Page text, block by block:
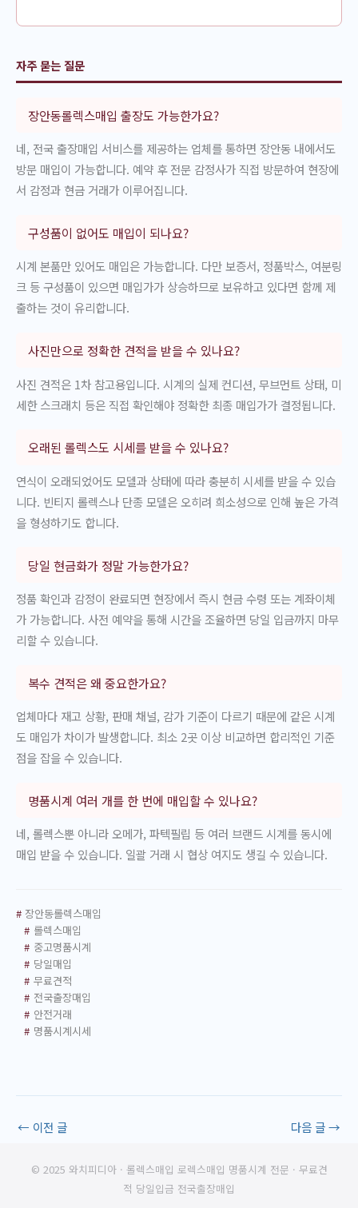
자주 묻는 질문
장안동롤렉스매입 출장도 가능한가요?
네, 전국 출장매입 서비스를 제공하는 업체를 통하면 장안동 내에서도
방문 매입이 가능합니다. 예약 후 전문 감정사가 직접 방문하여 현장에
서 감정과 현금 거래가 이루어집니다.
구성품이 없어도 매입이 되나요?
시계 본품만 있어도 매입은 가능합니다. 다만 보증서, 정품박스, 여분링
크 등 구성품이 있으면 매입가가 상승하므로 보유하고 있다면 함께 제
출하는 것이 유리합니다.
사진만으로 정확한 견적을 받을 수 있나요?
사진 견적은 1차 참고용입니다. 시계의 실제 컨디션, 무브먼트 상태, 미
세한 스크래치 등은 직접 확인해야 정확한 최종 매입가가 결정됩니다.
오래된 롤렉스도 시세를 받을 수 있나요?
연식이 오래되었어도 모델과 상태에 따라 충분히 시세를 받을 수 있습
니다. 빈티지 롤렉스나 단종 모델은 오히려 희소성으로 인해 높은 가격
을 형성하기도 합니다.
당일 현금화가 정말 가능한가요?
정품 확인과 감정이 완료되면 현장에서 즉시 현금 수령 또는 계좌이체
가 가능합니다. 사전 예약을 통해 시간을 조율하면 당일 입금까지 마무
리할 수 있습니다.
복수 견적은 왜 중요한가요?
업체마다 재고 상황, 판매 채널, 감가 기준이 다르기 때문에 같은 시계
도 매입가 차이가 발생합니다. 최소 2곳 이상 비교하면 합리적인 기준
점을 잡을 수 있습니다.
명품시계 여러 개를 한 번에 매입할 수 있나요?
네, 롤렉스뿐 아니라 오메가, 파텍필립 등 여러 브랜드 시계를 동시에
매입 받을 수 있습니다. 일괄 거래 시 협상 여지도 생길 수 있습니다.
# 장안동롤렉스매입
# 롤렉스매입
# 중고명품시계
# 당일매입
# 무료견적
# 전국출장매입
# 안전거래
# 명품시계시세
← 이전 글 다음 글→
© 2025 와치피디아 · 롤렉스매입 로렉스매입 명품시계 전문 · 무료견
적 당일입금 전국출장매입